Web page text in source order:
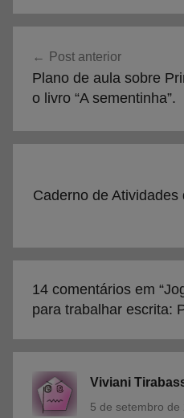
i
d
d
d
u
ç
de
Post
Post anterior
Plano de aula sobre
o livro “A sementinha”.
Caderno de
14 comentários em “
para trabalhar escrita:
Viviani
5 de setembro de